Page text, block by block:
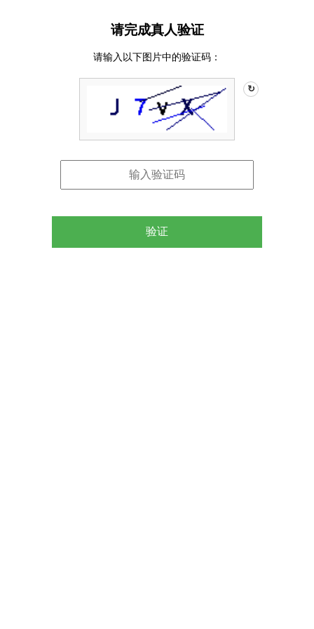
请完成真人验证
请输入以下图片中的验证码：
↻
验证